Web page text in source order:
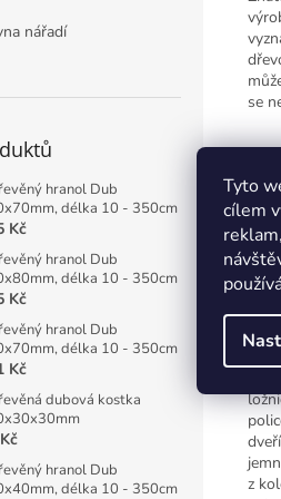
Tyto
cílem
nářadí
hranol Dub
délka 10 - 350cm
Kč
hranol Dub
délka 10 - 350cm
Kč
hranol Dub
délka 10 - 350cm
Kč
dubová kostka
hranol Dub
délka 10 - 350cm
se
z